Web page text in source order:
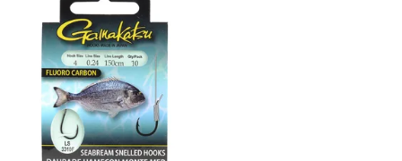
ligne de qualité vous aideront à maximiser votre
expérience de pêche en mer.